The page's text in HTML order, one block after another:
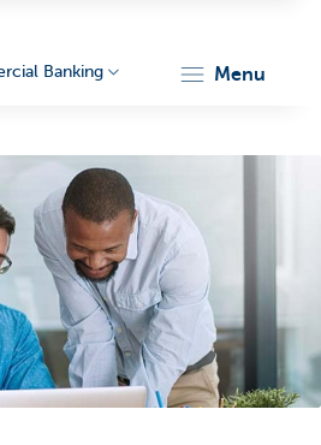
Banking menu